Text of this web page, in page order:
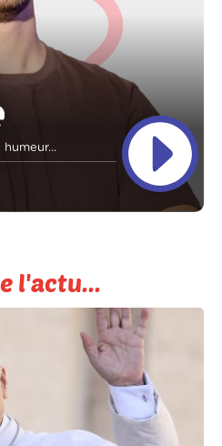
humeur...
l'actu...